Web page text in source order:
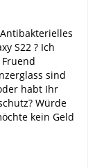
S22 ? Ich
sind
habt Ihr
Würde
kein Geld